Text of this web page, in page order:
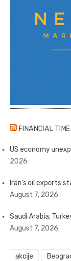
FINANCIAL
US economy
2026
Iran’s oil exports
August 7, 2026
Saudi Arabia,
August 7, 2026
akcije